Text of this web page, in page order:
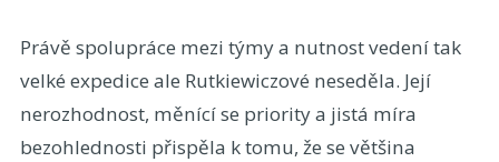
Právě spolupráce mezi týmy a nutnost vedení tak
velké expedice ale Rutkiewiczové neseděla. Její
nerozhodnost, měnící se priority a jistá míra
bezohlednosti přispěla k tomu, že se většina